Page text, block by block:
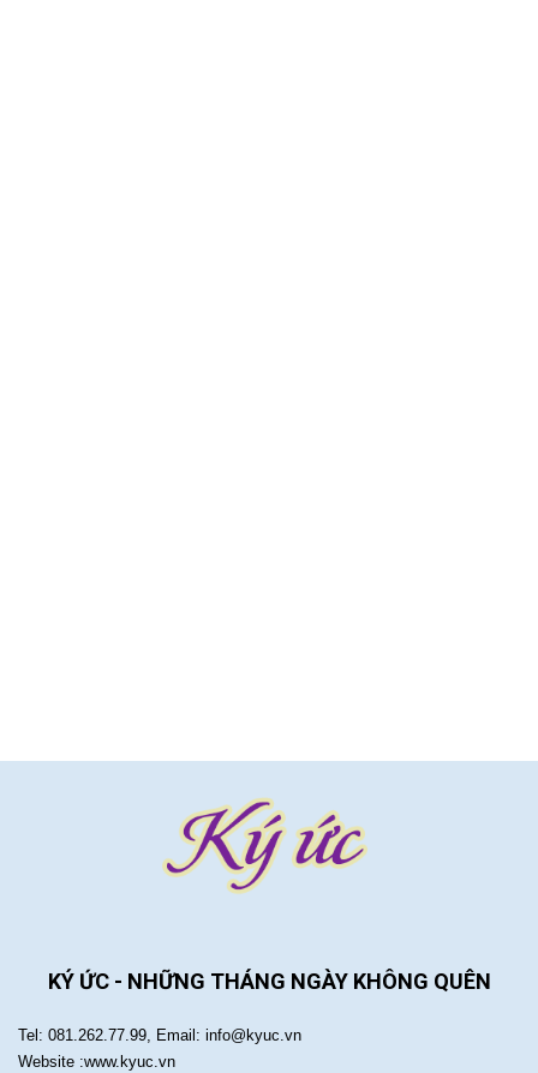
KÝ ỨC - NHỮNG THÁNG NGÀY KHÔNG QUÊN
Tel: 081.262.77.99, Email: info@kyuc.vn
Website :www.kyuc.vn